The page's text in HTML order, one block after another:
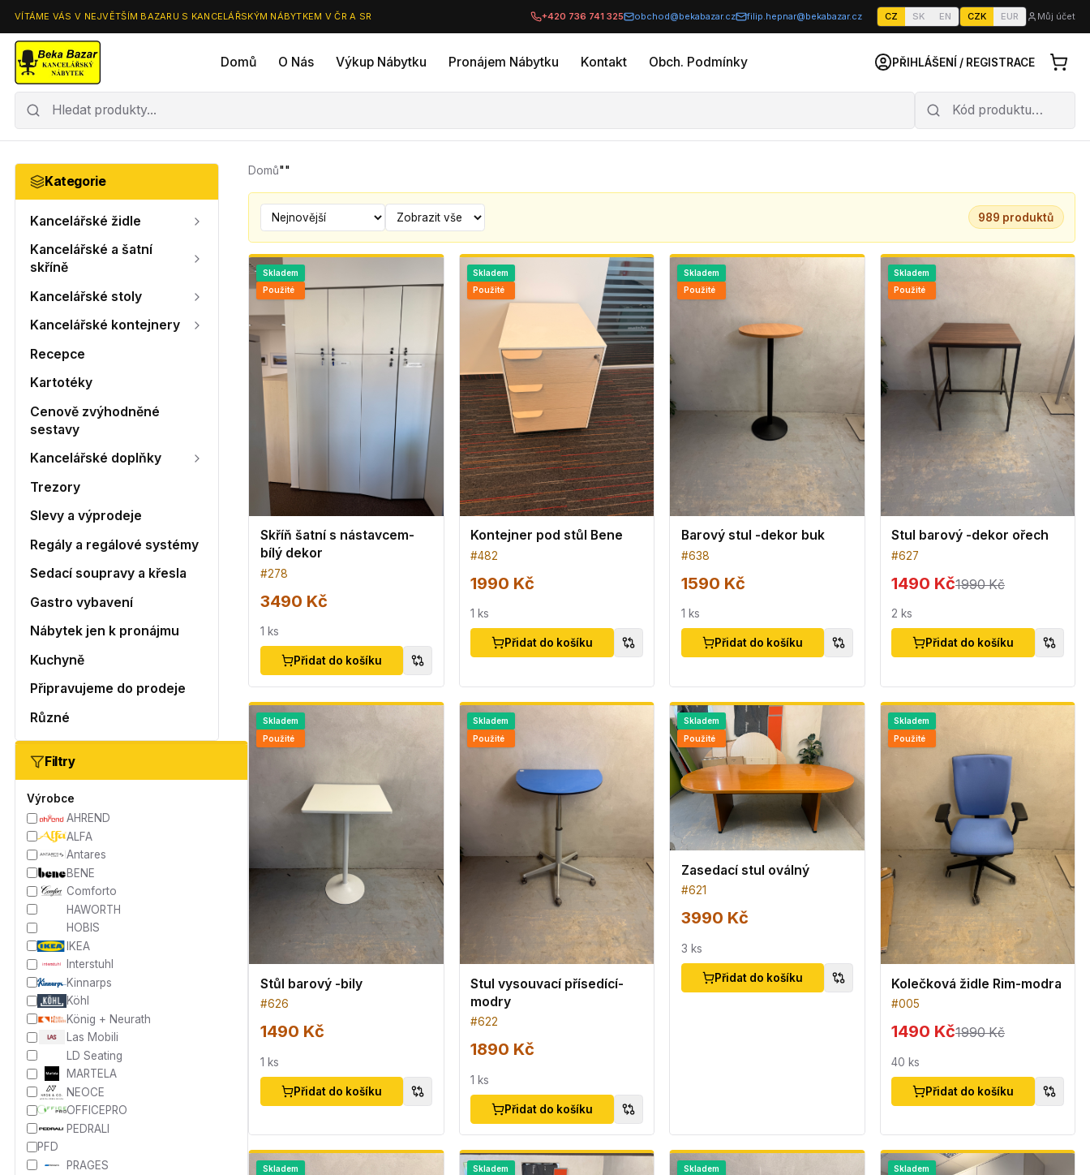
VÍTÁME VÁS V NEJVĚTŠÍM BAZARU S KANCELÁŘSKÝM NÁBYTKEM V ČR A SR +420 736 741 325 obchod@bekabazar.cz filip.hepnar@bekabazar.cz CZ SK EN CZK EUR Můj účet
Domů O Nás Výkup Nábytku Pronájem Nábytku Kontakt Obch. Podmínky PŘIHLÁŠENÍ / REGISTRACE
Kategorie
Kancelářské židle
Kancelářské a šatní
skříně
Kancelářské stoly
Kancelářské kontejnery
Recepce
Kartotéky
Cenově zvýhodněné
sestavy
Kancelářské doplňky
Trezory
Slevy a výprodeje
Regály a regálové systémy
Sedací soupravy a křesla
Gastro vybavení
Nábytek jen k pronájmu
Kuchyně
Připravujeme do prodeje
Různé
Filtry
Výrobce
AHREND
ALFA
Antares
BENE
Comforto
HAWORTH
HOBIS
IKEA
Interstuhl
Kinnarps
Köhl
König + Neurath
Las Mobili
LD Seating
MARTELA
NEOCE
OFFICEPRO
PEDRALI
PFD
PRAGES
Domů""
989 produktů
Skladem
Použité
Skříň šatní s nástavcem-
bílý dekor
#278
3490 Kč
1 ks
Přidat do košíku
Skladem
Použité
Kontejner pod stůl Bene
#482
1990 Kč
1 ks
Přidat do košíku
Skladem
Použité
Barový stul -dekor buk
#638
1590 Kč
1 ks
Přidat do košíku
Skladem
Použité
Stul barový -dekor ořech
#627
1490 Kč1990 Kč
2 ks
Přidat do košíku
Skladem
Použité
Stůl barový -bily
#626
1490 Kč
1 ks
Přidat do košíku
Skladem
Použité
Stul vysouvací přísedící-
modry
#622
1890 Kč
1 ks
Přidat do košíku
Skladem
Použité
Zasedací stul oválný
#621
3990 Kč
3 ks
Přidat do košíku
Skladem
Použité
Kolečková židle Rim-modra
#005
1490 Kč1990 Kč
40 ks
Přidat do košíku
Skladem
Skladem
Skladem
Skladem